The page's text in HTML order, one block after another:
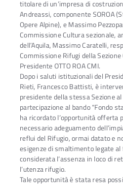
titolare di un’impresa di
Andreassi, componente SOROA
Opere Alpine), e Massimo
Commissione Cultura sezionale,
dell’Aquila, Massimo Caratelli,
Commissione Rifugi della
Presidente OTTO ROA CMI.
Dopo i saluti istituzionali del
Rieti, Francesco Battisti, è
presidente della stessa Sezione
partecipazione al bando “Fondo
ha ricordato l’opportunità offerta
necessario adeguamento
reflui del Rifugio, ormai datato e
esigenze di smaltimento legate
considerata l’assenza in loco di
l’utenza rifugio.
Tale opportunità è stata resa